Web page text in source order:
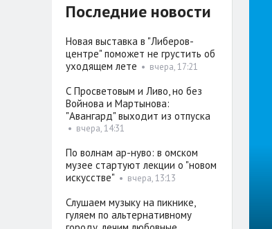
Последние новости
Новая выставка в "Либеров-
центре" поможет не грустить об
уходящем лете • вчера, 17:21
С Просветовым и Ливо, но без
Войнова и Мартынова:
"Авангард" выходит из отпуска
• вчера, 14:31
По волнам ар-нуво: в омском
музее стартуют лекции о "новом
искусстве" • вчера, 13:13
Слушаем музыку на пикнике,
гуляем по альтернативному